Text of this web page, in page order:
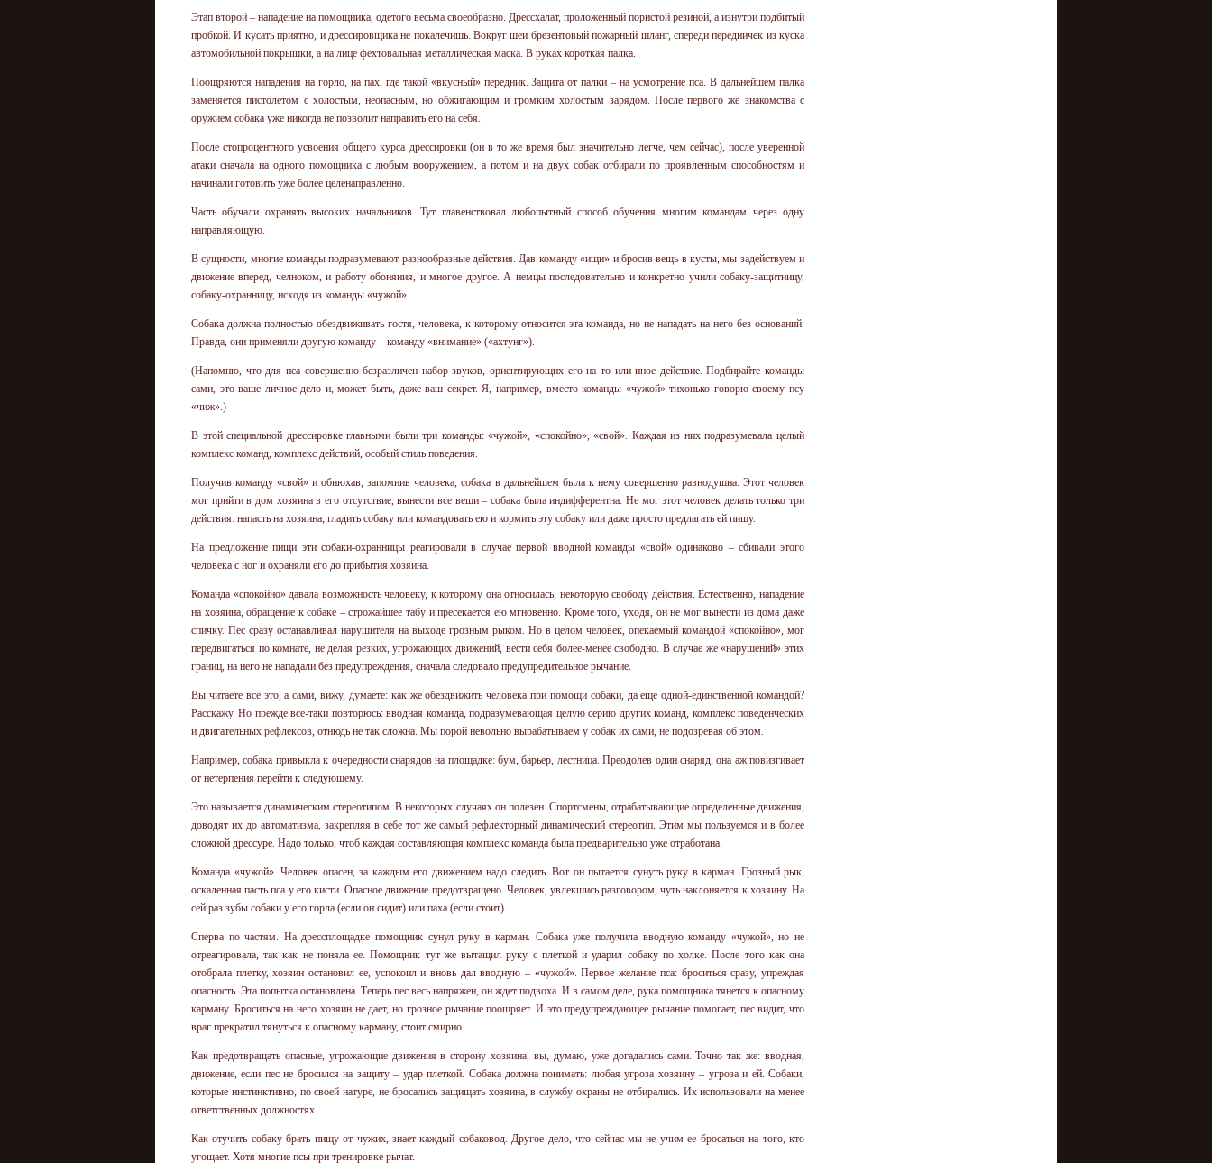
Этап второй – нападение на помощника, одетого весьма своеобразно. Дрессхалат, проложенный пористой резиной, а изнутри подбитый
пробкой. И кусать приятно, и дрессировщика не покалечишь. Вокруг шеи брезентовый пожарный шланг, спереди передничек из куска
автомобильной покрышки, а на лице фехтовальная металлическая маска. В руках короткая палка.
Поощряются нападения на горло, на пах, где такой «вкусный» передник. Защита от палки – на усмотрение пса. В дальнейшем палка
заменяется пистолетом с холостым, неопасным, но обжигающим и громким холостым зарядом. После первого же знакомства с
оружием собака уже никогда не позволит направить его на себя.
После стопроцентного усвоения общего курса дрессировки (он в то же время был значительно легче, чем сейчас), после уверенной
атаки сначала на одного помощника с любым вооружением, а потом и на двух собак отбирали по проявленным способностям и
начинали готовить уже более целенаправленно.
Часть обучали охранять высоких начальников. Тут главенствовал любопытный способ обучения многим командам через одну
направляющую.
В сущности, многие команды подразумевают разнообразные действия. Дав команду «ищи» и бросив вещь в кусты, мы задействуем и
движение вперед, челноком, и работу обоняния, и многое другое. А немцы последовательно и конкретно учили собаку-защитницу,
собаку-охранницу, исходя из команды «чужой».
Собака должна полностью обездвиживать гостя, человека, к которому относится эта команда, но не нападать на него без оснований.
Правда, они применяли другую команду – команду «внимание» («ахтунг»).
(Напомню, что для пса совершенно безразличен набор звуков, ориентирующих его на то или иное действие. Подбирайте команды
сами, это ваше личное дело и, может быть, даже ваш секрет. Я, например, вместо команды «чужой» тихонько говорю своему псу
«чиж».)
В этой специальной дрессировке главными были три команды: «чужой», «спокойно», «свой». Каждая из них подразумевала целый
комплекс команд, комплекс действий, особый стиль поведения.
Получив команду «свой» и обнюхав, запомнив человека, собака в дальнейшем была к нему совершенно равнодушна. Этот человек
мог прийти в дом хозяина в его отсутствие, вынести все вещи – собака была индифферентна. Не мог этот человек делать только три
действия: напасть на хозяина, гладить собаку или командовать ею и кормить эту собаку или даже просто предлагать ей пищу.
На предложение пищи эти собаки-охранницы реагировали в случае первой вводной команды «свой» одинаково – сбивали этого
человека с ног и охраняли его до прибытия хозяина.
Команда «спокойно» давала возможность человеку, к которому она относилась, некоторую свободу действия. Естественно, нападение
на хозяина, обращение к собаке – строжайшее табу и пресекается ею мгновенно. Кроме того, уходя, он не мог вынести из дома даже
спичку. Пес сразу останавливал нарушителя на выходе грозным рыком. Но в целом человек, опекаемый командой «спокойно», мог
передвигаться по комнате, не делая резких, угрожающих движений, вести себя более-менее свободно. В случае же «нарушений» этих
границ, на него не нападали без предупреждения, сначала следовало предупредительное рычание.
Вы читаете все это, а сами, вижу, думаете: как же обездвижить человека при помощи собаки, да еще одной-единственной командой?
Расскажу. Но прежде все-таки повторюсь: вводная команда, подразумевающая целую серию других команд, комплекс поведенческих
и двигательных рефлексов, отнюдь не так сложна. Мы порой невольно вырабатываем у собак их сами, не подозревая об этом.
Например, собака привыкла к очередности снарядов на площадке: бум, барьер, лестница. Преодолев один снаряд, она аж повизгивает
от нетерпения перейти к следующему.
Это называется динамическим стереотипом. В некоторых случаях он полезен. Спортсмены, отрабатывающие определенные движения,
доводят их до автоматизма, закрепляя в себе тот же самый рефлекторный динамический стереотип. Этим мы пользуемся и в более
сложной дрессуре. Надо только, чтоб каждая составляющая комплекс команда была предварительно уже отработана.
Команда «чужой». Человек опасен, за каждым его движением надо следить. Вот он пытается сунуть руку в карман. Грозный рык,
оскаленная пасть пса у его кисти. Опасное движение предотвращено. Человек, увлекшись разговором, чуть наклоняется к хозяину. На
сей раз зубы собаки у его горла (если он сидит) или паха (если стоит).
Сперва по частям. На дрессплощадке помощник сунул руку в карман. Собака уже получила вводную команду «чужой», но не
отреагировала, так как не поняла ее. Помощник тут же вытащил руку с плеткой и ударил собаку по холке. После того как она
отобрала плетку, хозяин остановил ее, успокоил и вновь дал вводную – «чужой». Первое желание пса: броситься сразу, упреждая
опасность. Эта попытка остановлена. Теперь пес весь напряжен, он ждет подвоха. И в самом деле, рука помощника тянется к опасному
карману. Броситься на него хозяин не дает, но грозное рычание поощряет. И это предупреждающее рычание помогает, пес видит, что
враг прекратил тянуться к опасному карману, стоит смирно.
Как предотвращать опасные, угрожающие движения в сторону хозяина, вы, думаю, уже догадались сами. Точно так же: вводная,
движение, если пес не бросился на защиту – удар плеткой. Собака должна понимать: любая угроза хозяину – угроза и ей. Собаки,
которые инстинктивно, по своей натуре, не бросались защищать хозяина, в службу охраны не отбирались. Их использовали на менее
ответственных должностях.
Как отучить собаку брать пищу от чужих, знает каждый собаковод. Другое дело, что сейчас мы не учим ее бросаться на того, кто
угощает. Хотя многие псы при тренировке рычат.